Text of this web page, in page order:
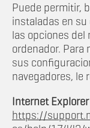
Puede permitir,
instaladas en
las opciones del
ordenador.
sus
navegadores, le
Internet Explorer
https://